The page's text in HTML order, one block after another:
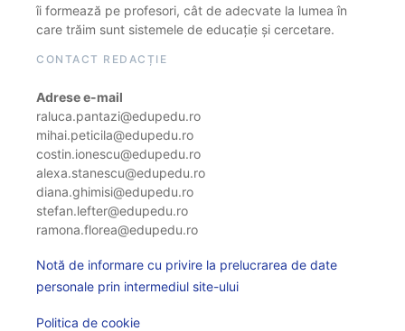
îi formează pe profesori, cât de adecvate la lumea în
care trăim sunt sistemele de educație și cercetare.
CONTACT REDACȚIE
Adrese e-mail
raluca.pantazi@edupedu.ro
mihai.peticila@edupedu.ro
costin.ionescu@edupedu.ro
alexa.stanescu@edupedu.ro
diana.ghimisi@edupedu.ro
stefan.lefter@edupedu.ro
ramona.florea@edupedu.ro
Notă de informare cu privire la prelucrarea de date
personale prin intermediul site-ului
Politica de cookie